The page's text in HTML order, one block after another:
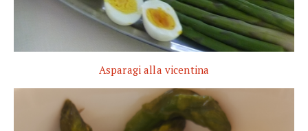
Asparagi alla vicentina